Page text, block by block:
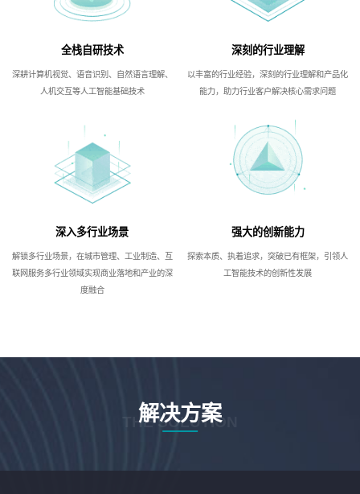
全栈自研技术
深耕计算机视觉、语音识别、自然语言理解、
人机交互等人工智能基础技术
深刻的行业理解
以丰富的行业经验，深刻的行业理解和产品化
能力，助力行业客户解决核心需求问题
深入多行业场景
解锁多行业场景，在城市管理、工业制造、互
联网服务多行业领域实现商业落地和产业的深
度融合
强大的创新能力
探索本质、执着追求，突破已有框架，引领人
工智能技术的创新性发展
解决方案
THE SOLUTION